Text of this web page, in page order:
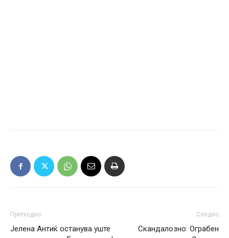
Претходно
Јелена Антиќ останува уште
Следно
Скандалозно: Ограбен